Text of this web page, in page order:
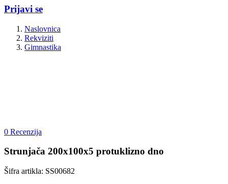
Prijavi se
Naslovnica
Rekviziti
Gimnastika
0 Recenzija
Strunjača 200x100x5 protuklizno dno
Šifra artikla: SS00682